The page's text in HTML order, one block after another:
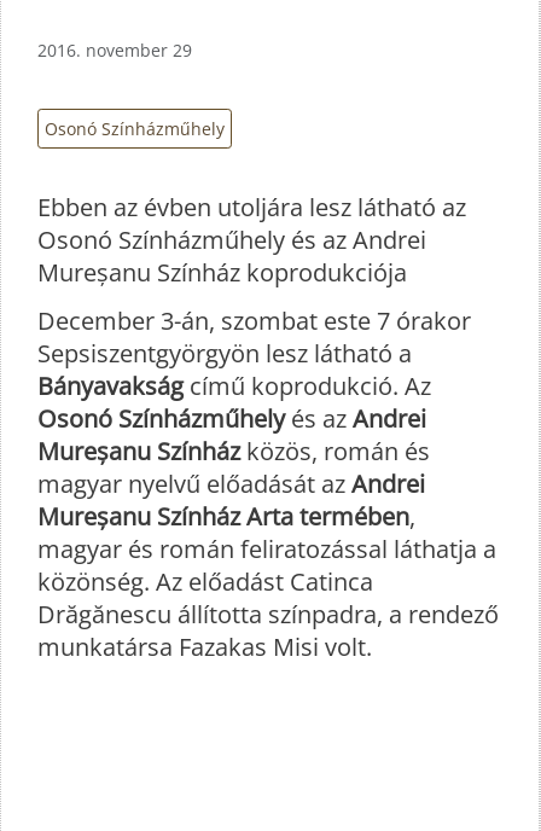
2016. november 29
Osonó Színházműhely
Ebben az évben utoljára lesz látható az
Osonó Színházműhely és az Andrei
Mureșanu Színház koprodukciója
December 3-án, szombat este 7 órakor
Sepsiszentgyörgyön lesz látható a
Bányavakságcímű koprodukció. Az
Osonó Színházműhelyés azAndrei
Mureșanu Színházközös, román és
magyar nyelvű előadását azAndrei
Mureșanu Színház Arta termében,
magyar és román feliratozással láthatja a
közönség. Az előadást Catinca
Drăgănescu állította színpadra, a rendező
munkatársa Fazakas Misi volt.